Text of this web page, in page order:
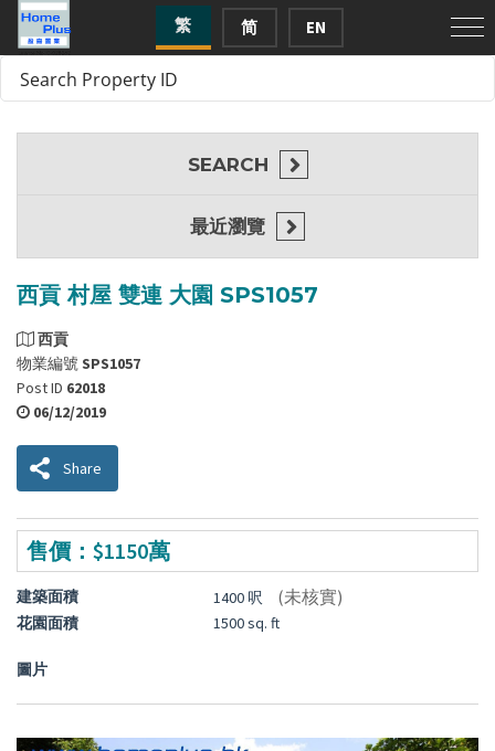
繁 简 EN
西貢 村屋 雙連 大園 SPS1057
西貢
物業編號SPS1057
Post ID 62018
06/12/2019
Share
售價：$1150萬
建築面積 1400 呎 (未核實)
花園面積 1500 sq. ft
圖片
SEARCH
最近瀏覽